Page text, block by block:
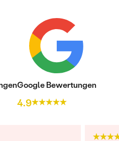
Google Bewertungen
4.9